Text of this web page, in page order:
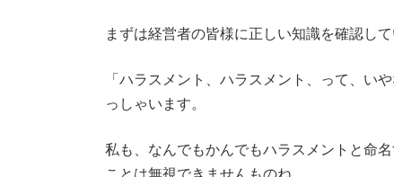
まずは経営者の皆様に正しい知識を確認し
「ハラスメント、ハラスメント、って、い
っしゃいます。
私も、なんでもかんでもハラスメントと命
ことは無視できませんものね。